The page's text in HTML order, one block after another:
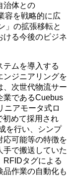
治体との
容を戦略的に広
」の拡張移転と
ける今後のビジネ
テムを導入する
ンジニアリングを
、次世代物流サー
業であるCuebus
ニアモータ式ロ
初めて採用され
を行い、シンプ
応可能等の特徴を
手で搬送していた
RFIDタグによる
品作業の自動化も